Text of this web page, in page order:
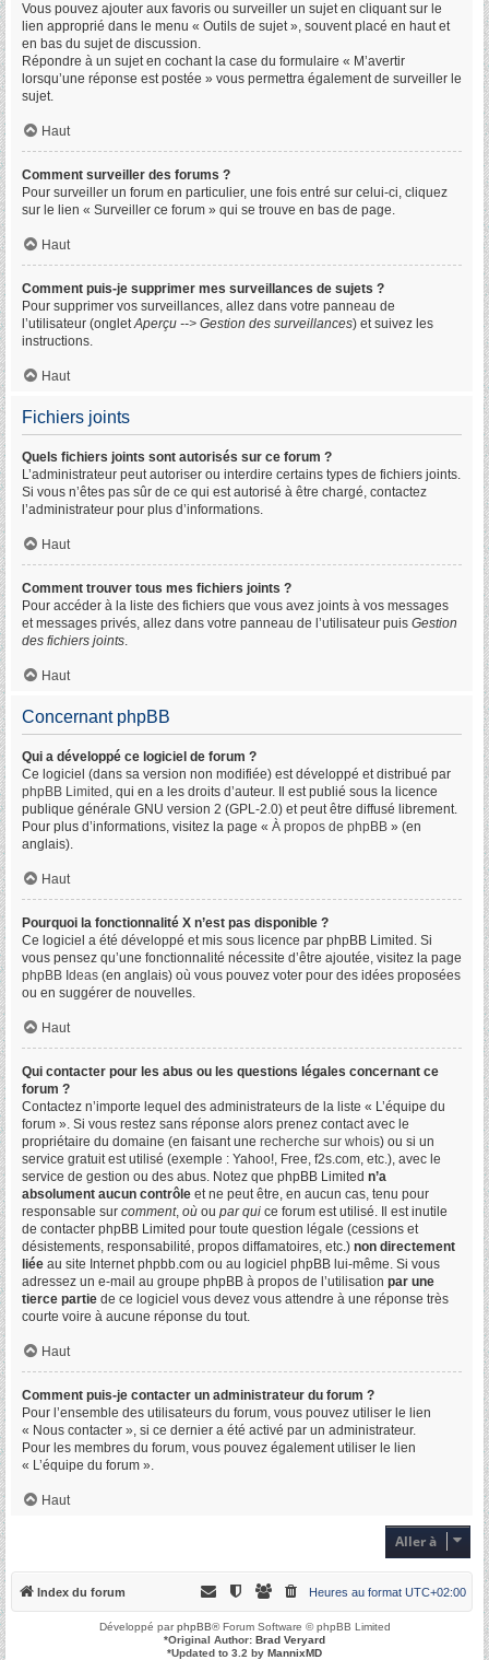
Vous pouvez ajouter aux favoris ou surveiller un sujet en cliquant sur le
lien approprié dans le menu « Outils de sujet », souvent placé en haut et
en bas du sujet de discussion.
Répondre à un sujet en cochant la case du formulaire « M’avertir
lorsqu’une réponse est postée » vous permettra également de surveiller le
sujet.
Haut
Comment surveiller des forums ?
Pour surveiller un forum en particulier, une fois entré sur celui-ci, cliquez
sur le lien « Surveiller ce forum » qui se trouve en bas de page.
Haut
Comment puis-je supprimer mes surveillances de sujets ?
Pour supprimer vos surveillances, allez dans votre panneau de
l’utilisateur (ongletAperçu --> Gestion des surveillances) et suivez les
instructions.
Haut
Fichiers joints
Quels fichiers joints sont autorisés sur ce forum ?
L’administrateur peut autoriser ou interdire certains types de fichiers joints.
Si vous n’êtes pas sûr de ce qui est autorisé à être chargé, contactez
l’administrateur pour plus d’informations.
Haut
Comment trouver tous mes fichiers joints ?
Pour accéder à la liste des fichiers que vous avez joints à vos messages
et messages privés, allez dans votre panneau de l’utilisateur puis Gestion
des fichiers joints.
Haut
Concernant phpBB
Qui a développé ce logiciel de forum ?
Ce logiciel (dans sa version non modifiée) est développé et distribué par
phpBB Limited , qui en a les droits d’auteur. Il est publié sous la licence
publique générale GNU version 2 (GPL-2.0) et peut être diffusé librement.
Pour plus d’informations, visitez la page « À propos de phpBB » (en
anglais).
Haut
Pourquoi la fonctionnalité X n’est pas disponible ?
Ce logiciel a été développé et mis sous licence par phpBB Limited. Si
vous pensez qu’une fonctionnalité nécessite d’être ajoutée, visitez la page
phpBB Ideas (en anglais) où vous pouvez voter pour des idées proposées
ou en suggérer de nouvelles.
Haut
Qui contacter pour les abus ou les questions légales concernant ce
forum ?
Contactez n’importe lequel des administrateurs de la liste « L’équipe du
forum ». Si vous restez sans réponse alors prenez contact avec le
propriétaire du domaine (en faisant une recherche sur whois) ou si un
service gratuit est utilisé (exemple : Yahoo!, Free, f2s.com, etc.), avec le
service de gestion ou des abus. Notez que phpBB Limited n’a
absolument aucun contrôle et ne peut être, en aucun cas, tenu pour
responsable sur comment, où ou par qui ce forum est utilisé. Il est inutile
de contacter phpBB Limited pour toute question légale (cessions et
désistements, responsabilité, propos diffamatoires, etc.) non directement
liée au site Internet phpbb.com ou au logiciel phpBB lui-même. Si vous
adressez un e-mail au groupe phpBB à propos de l’utilisation par une
tierce partie de ce logiciel vous devez vous attendre à une réponse très
courte voire à aucune réponse du tout.
Haut
Comment puis-je contacter un administrateur du forum ?
Pour l’ensemble des utilisateurs du forum, vous pouvez utiliser le lien
« Nous contacter », si ce dernier a été activé par un administrateur.
Pour les membres du forum, vous pouvez également utiliser le lien
« L’équipe du forum ».
Haut
Aller à
Index du forum Heures au format UTC+02:00
Développé parphpBB® Forum Software © phpBB Limited
*Original Author: Brad Veryard
*Updated to 3.2 by MannixMD